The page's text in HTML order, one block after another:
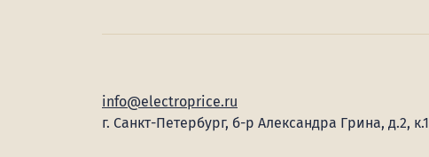
info@electroprice.ru
г. Санкт-Петербург, б-р Александра Грина, д.2, к.1